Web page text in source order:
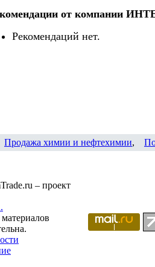
от компании
Рекомендаций нет.
Продажа химии и нефтехимии,
– проект